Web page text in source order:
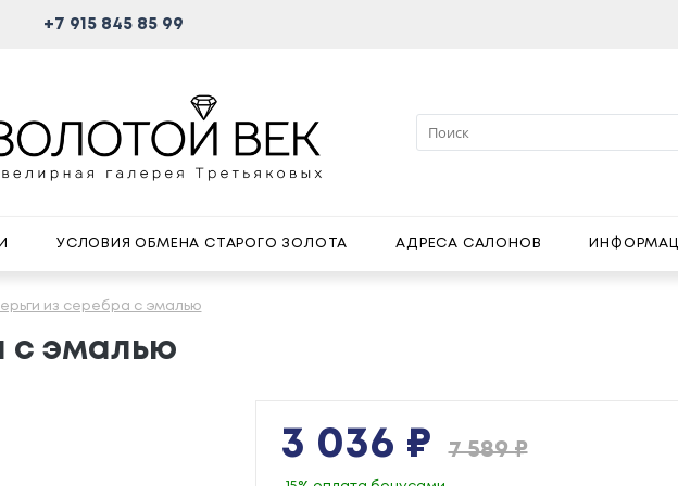
+7 915 845 85 99
УСЛОВИЯ ОБМЕНА СТАРОГО ЗОЛОТА АДРЕСА САЛОНОВ
из серебра с эмалью
с эмалью
3 036 ₽ 7 589 ₽